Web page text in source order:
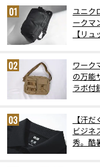
ユニク
ークマ
【リ
ワーク
の万能
ラボ付
【汗
ビジネ
秀。酷